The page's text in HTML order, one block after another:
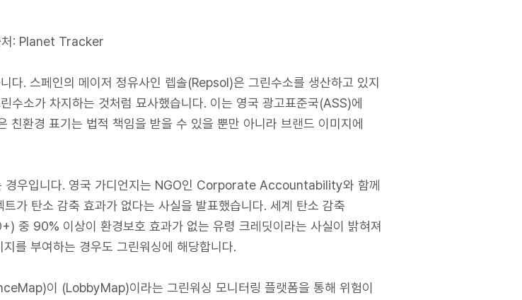
처: Planet Tracker
다. 스페인의 메이저 정유사인 렙솔(Repsol)은 그린수소를 생산하고 있지
수소가 차지하는 것처럼 묘사했습니다. 이는 영국 광고표준국(ASS)에
친환경 표기는 법적 책임을 받을 수 있을 뿐만 아니라 브랜드 이미지에
경우입니다. 영국 가디언지는 NGO인 Corporate Accountability와 함께
가 탄소 감축 효과가 없다는 사실을 발표했습니다. 세계 탄소 감축
중 90% 이상이 환경보호 효과가 없는 유령 크레딧이라는 사실이 밝혀져
를 부여하는 경우도 그린워싱에 해당합니다.
이 (LobbyMap)이라는 그린워싱 모니터링 플랫폼을 통해 위험이